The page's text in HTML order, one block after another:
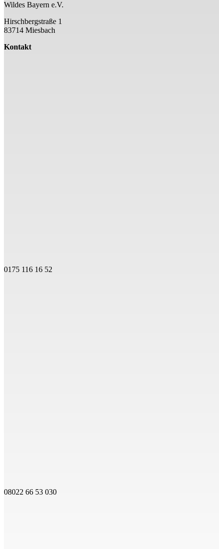
Wildes Bayern e.V.
Hirschbergstraße 1
83714 Miesbach
Kontakt
0175 116 16 52
08022 66 53 030